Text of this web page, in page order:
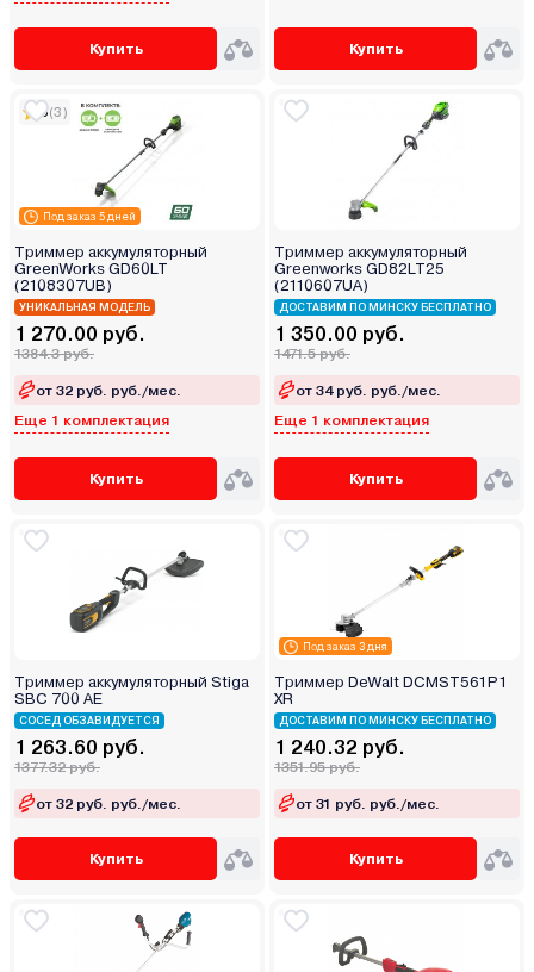
Купить Купить
Под заказ 5 дней
5(3)
Триммер аккумуляторный
GreenWorks GD60LT
(2108307UB)
УНИКАЛЬНАЯ МОДЕЛЬ
1 270.00 руб.
1384.3 руб.
от 32 руб. руб./мес.
Еще 1 комплектация
Купить
Триммер аккумуляторный
Greenworks GD82LT25
(2110607UA)
ДОСТАВИМ ПО МИНСКУ БЕСПЛАТНО
1 350.00 руб.
1471.5 руб.
от 34 руб. руб./мес.
Еще 1 комплектация
Купить
Триммер аккумуляторный Stiga
SBC 700 AE
СОСЕД ОБЗАВИДУЕТСЯ
1 263.60 руб.
1377.32 руб.
от 32 руб. руб./мес.
Купить
Под заказ 3 дня
Триммер DeWalt DCMST561P1
XR
ДОСТАВИМ ПО МИНСКУ БЕСПЛАТНО
1 240.32 руб.
1351.95 руб.
от 31 руб. руб./мес.
Купить